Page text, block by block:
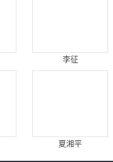
李征
夏湘平